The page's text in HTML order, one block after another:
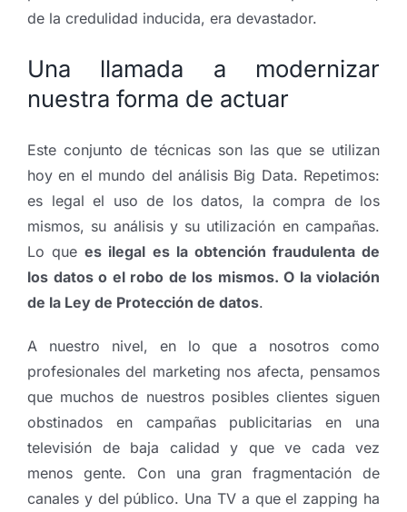
de la credulidad inducida, era devastador.
Una llamada a modernizar
nuestra forma de actuar
Este conjunto de técnicas son las que se utilizan
hoy en el mundo del análisis Big Data. Repetimos:
es legal el uso de los datos, la compra de los
mismos, su análisis y su utilización en campañas.
Lo quees ilegal es la obtención fraudulenta de
los datos o el robo de los mismos. O la violación
de la Ley de Protección de datos.
A nuestro nivel, en lo que a nosotros como
profesionales del marketing nos afecta, pensamos
que muchos de nuestros posibles clientes siguen
obstinados en campañas publicitarias en una
televisión de baja calidad y que ve cada vez
menos gente. Con una gran fragmentación de
canales y del público. Una TV a que el zapping ha